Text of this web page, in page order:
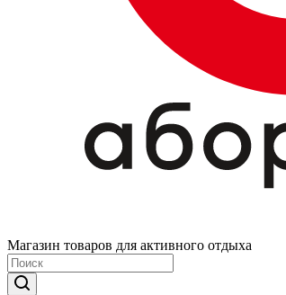
Магазин товаров для активного отдыха